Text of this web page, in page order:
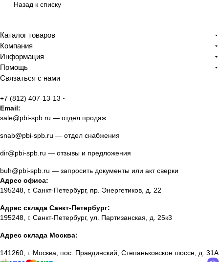
Назад к списку
Каталог товаров
Компания
Информация
Помощь
Связаться с нами
+7 (812) 407-13-13
Email:
sale@pbi-spb.ru — отдел продаж
snab@pbi-spb.ru — отдел снабжения
dir@pbi-spb.ru — отзывы и предложения
buh@pbi-spb.ru — запросить документы или акт сверки
Адрес офиса:
195248, г. Санкт-Петербург, пр. Энергетиков, д. 22
Адрес склада Санкт-Петербург:
195248, г. Санкт-Петербург, ул. Партизанская, д. 25к3
Адрес склада Москва:
141260, г. Москва, пос. Правдинский, Степаньковское шоссе, д. 31А